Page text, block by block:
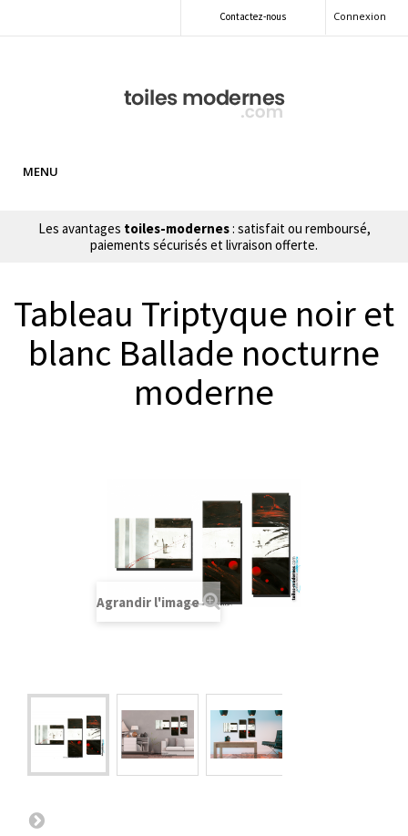
Connexion
Contactez-nous
MENU
Les avantages toiles-modernes: satisfait ou remboursé,
paiements sécurisés et livraison offerte.
Tableau Triptyque noir et
blanc Ballade nocturne
moderne
Agrandir l'image